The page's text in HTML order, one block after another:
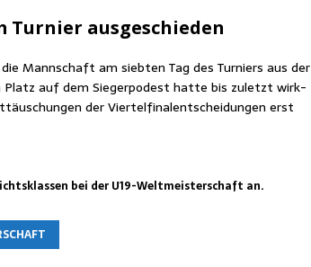
Tur­nier ausgeschieden
Mann­schaft am sieb­ten Tag des Tur­niers aus der
auf dem Sie­ger­po­dest hat­te bis zuletzt wirk­
der Vier­tel­fi­nal­ent­schei­dun­gen erst
bei der U19-Welt­meis­ter­schaft an.